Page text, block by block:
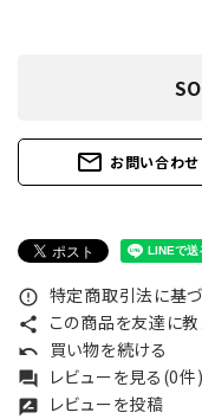
mail_outline お問い合わせ
error_outline 特定商取引法に基
share この商品を友達に教
undo 買い物を続ける
forum レビューを見る(0件)
rate_review レビューを投稿